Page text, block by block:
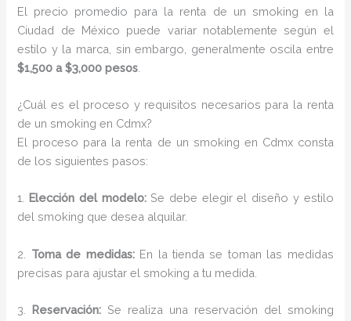
El precio promedio para la renta de un smoking en la
Ciudad de México puede variar notablemente según el
estilo y la marca, sin embargo, generalmente oscila entre
$1,500 a $3,000 pesos
¿Cuál es el proceso y requisitos necesarios para la renta
de un smoking en Cdmx?
El proceso para la renta de un smoking en Cdmx consta
de los siguientes pasos:
1. Elección del modelo:Se debe elegir el diseño y estilo
del smoking que desea alquilar.
2. Toma de medidas:En la tienda se toman las medidas
precisas para ajustar el smoking a tu medida.
3. Reservación: Se realiza una reservación del smoking